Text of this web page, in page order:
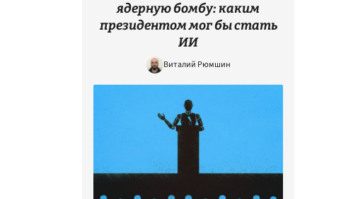
ядерную бомбу: каким
президентом мог бы стать
ИИ
Виталий Рюмшин